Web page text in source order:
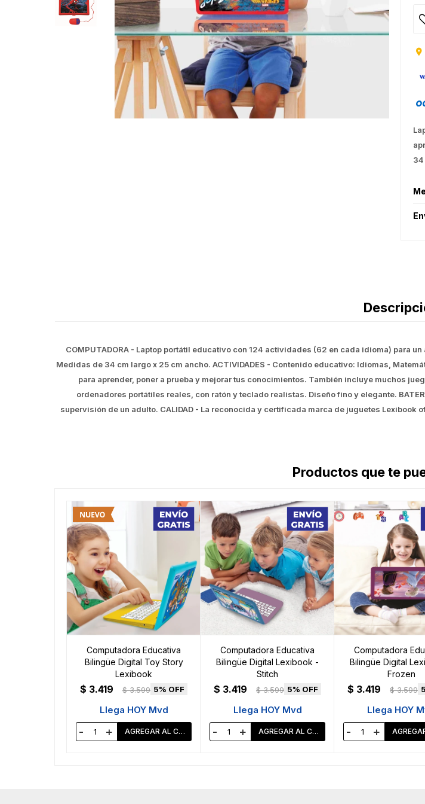
34
COMPUTADORA - Laptop portátil educativo con 124 actividades (62 en cada idioma) para
Medidas de 34 cm largo x 25 cm ancho. ACTIVIDADES - Contenido educativo: Idiomas,
para aprender, poner a prueba y mejorar tus conocimientos. También incluye muchos
ordenadores portátiles reales, con ratón y teclado realistas. Diseño fino y elegante.
supervisión de un adulto. CALIDAD - La reconocida y certificada marca de juguetes
Productos que te
Computadora Educativa
Bilingüe Digital Toy Story
Lexibook
$ 3.419 $ 3.599 5
Llega HOY Mvd
- +
Computadora Educativa
Bilingüe Digital Lexibook -
Stitch
$ 3.419 $ 3.599 5
Llega HOY Mvd
- +
Computadora
Bilingüe Digital
Frozen
$ 3.419 $ 3.599 5
Llega HOY
- +